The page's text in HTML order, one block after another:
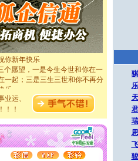
,在这个特别的日子里,愿幸福,
的祝愿与你同在.圣诞快乐!
看不到你我要充电；没有你我会
是我事业，抱你是我特长，吻
你新年快乐
愿望，一是今生今世和你在一
一起；三是三生三世和你不再分
乐
那一刻，你在我身后无助地哭
爱你。我转身抱住你：这猪不
半岛铁盒伴身边，每日尽显开心
劳碌人生需尽欢！听一曲轻歌，
事如愿
叶子：第一片叶子是信仰，第二
运、
！！